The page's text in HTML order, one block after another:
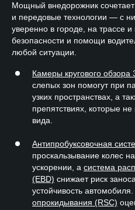
Мощный внедорожник сочетает
и передовые технологии — с
уверенно в городе, на трассе
безопасности и помощи
любой ситуации.
Камеры кругового обзора
слепых зон помогут при
узких пространствах, а
препятствиях, которые
вида.
Антипробуксовочная
проскальзывание колес
ускорении, а система
(EBD) снижает риск
устойчивость автомобиля.
опрокидывания (RSC)